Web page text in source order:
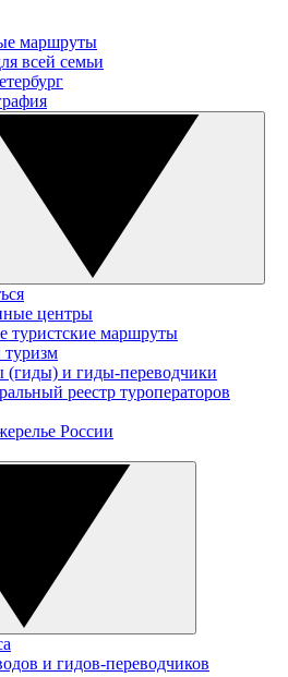
маршруты
всей семьи
центры
туристские маршруты
туризм
(гиды) и гиды-переводчики
реестр туроператоров
России
и гидов-переводчиков